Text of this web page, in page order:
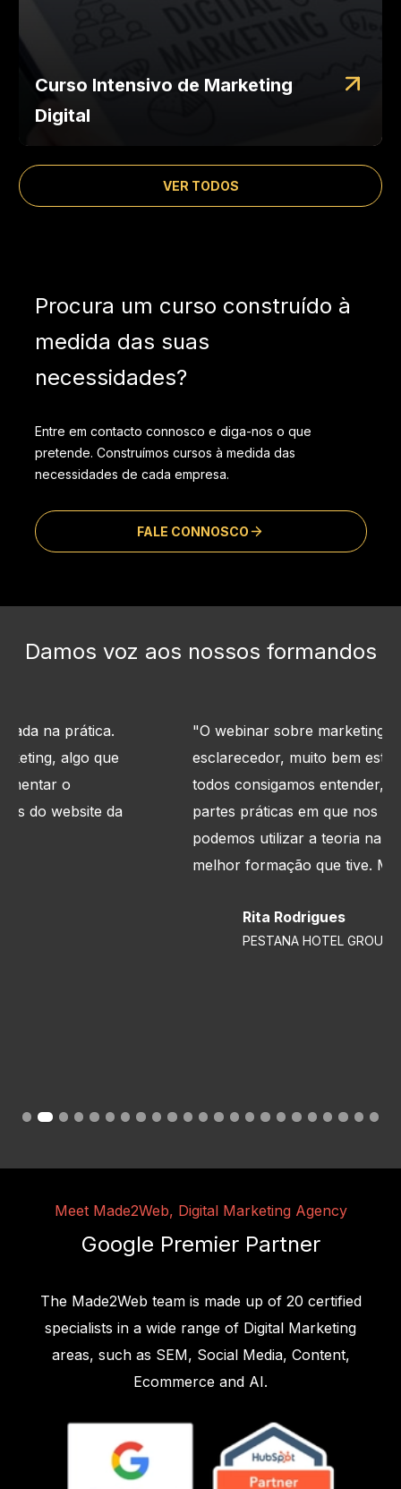
Curso Intensivo de Marketing
Digital
VER TODOS
Procura um curso construído à
medida das suas
necessidades?
Entre em contacto connosco e diga-nos o que
pretende. Construímos cursos à medida das
necessidades de cada empresa.
FALE CONNOSCO
Damos voz aos nossos formandos
"O webinar sobre marketing digital foi super
esclarecedor, muito bem estruturado de forma a que
todos consigamos entender, e principalmente com
partes práticas em que nos mostra de que forma
podemos utilizar a teoria na prática. Sem dúvida o
melhor formação que tive. Muito esclarecedora."
Meet Made2Web, Digital Marketing Agency
Google Premier Partner
The Made2Web team is made up of 20 certified
specialists in a wide range of Digital Marketing
areas, such as SEM, Social Media, Content,
Ecommerce and AI.